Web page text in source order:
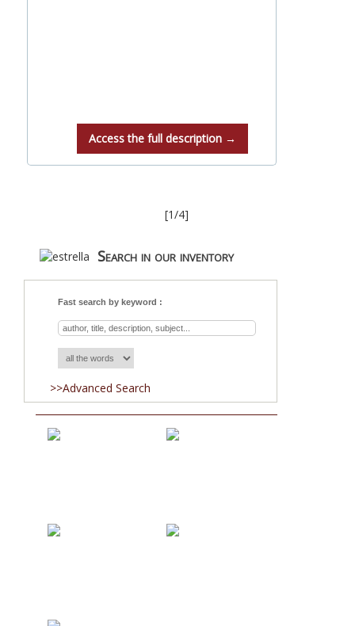
Access the full description →
[1/4]
Search in our inventory
Fast search by keyword :
>>Advanced Search